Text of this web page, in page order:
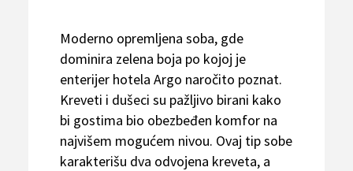
Moderno opremljena soba, gde
dominira zelena boja po kojoj je
enterijer hotela Argo naročito poznat.
Kreveti i dušeci su pažljivo birani kako
bi gostima bio obezbeđen komfor na
najvišem mogućem nivou. Ovaj tip sobe
karakterišu dva odvojena kreveta, a